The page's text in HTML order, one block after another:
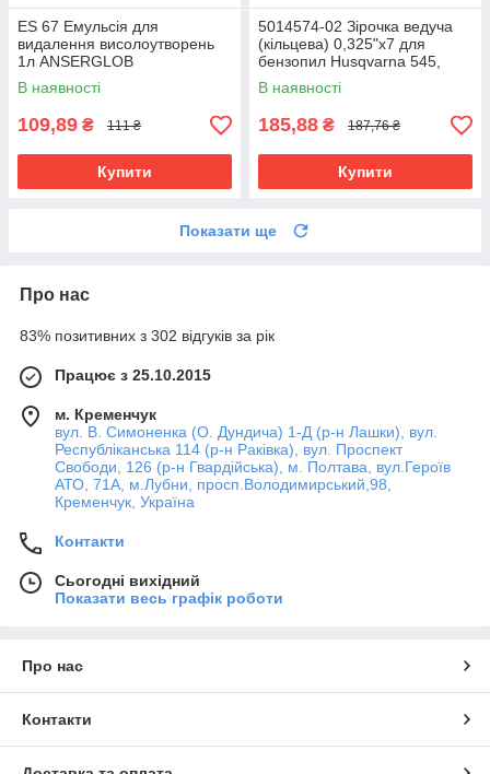
ES 67 Емульсія для
видалення висолоутворень
1л ANSERGLOB
В наявності
109,89 ₴ 111 ₴
Купити
5014574-02 Зірочка ведуча
(кільцева) 0,325"x7 для
бензопил Husqvarna 545,
550, 555, 560, 565
В наявності
185,88 ₴ 187,76 ₴
Купити
Показати ще
Про нас
83% позитивних з 302 відгуків за рік
Працює з 25.10.2015
м. Кременчук
вул. В. Симоненка (О. Дундича) 1-Д (р-н Лашки), вул.
Республіканська 114 (р-н Раківка), вул. Проспект
Свободи, 126 (р-н Гвардійська), м. Полтава, вул.Героїв
АТО, 71А, м.Лубни, просп.Володимирський,98,
Кременчук, Україна
Контакти
Сьогодні вихідний
Показати весь графік роботи
Про нас
Контакти